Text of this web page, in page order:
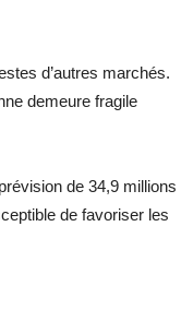
d’autres marchés.
demeure fragile
de 34,9 millions
de favoriser les